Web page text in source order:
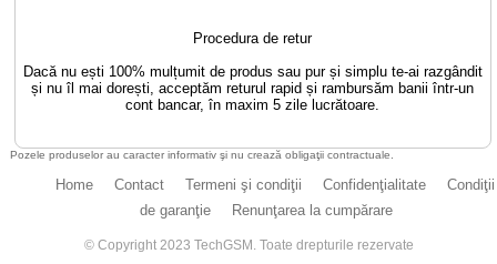
Procedura de retur
Dacă nu ești 100% mulțumit de produs sau pur și simplu te-ai razgândit
și nu îl mai dorești, acceptăm returul rapid și rambursăm banii într-un
cont bancar, în maxim 5 zile lucrătoare.
Pozele produselor au caracter informativ şi nu crează obligaţii contractuale.
Home Contact Termeni şi condiţii Confidenţialitate
Condiţii
de garanţie
Renunţarea la cumpărare
© Copyright 2023 TechGSM. Toate drepturile rezervate